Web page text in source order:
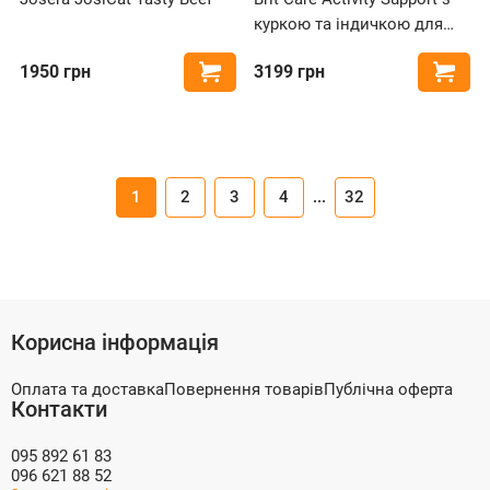
1950 грн Купити
куркою та індичкою для
3199 грн
1 2 3 4 ... 32
Корисна інформація
Оплата та доставкаПовернення товарівПублічна оферта
Контакти
095 892 61 83
096 621 88 52